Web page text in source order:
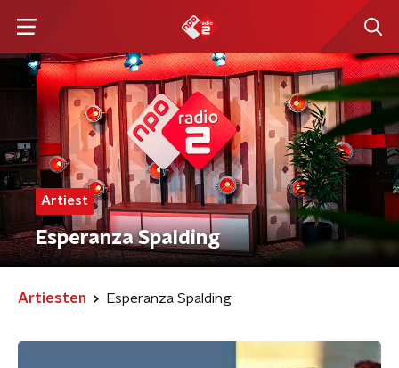
Artiest
Esperanza Spalding
Artiesten Esperanza Spalding